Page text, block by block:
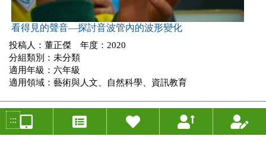
看得見的聲音—探討音波管內的波形變化
投稿人：董正傑 年度：2020
分組類別：未分類
適用年級：六年級
適用領域：藝術與人文、自然科學、資訊教育
:::